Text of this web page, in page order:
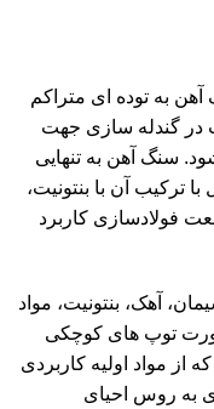
به توده ای متراکم
در گندله سازی جهت
سنگ آهن به تنهایی
ترکیب آن با بنتونیت،
فولادسازی کاربرد
آهک، بنتونیت، مواد
توپ های کوچکی
از مواد اولیه کاربردی
به روس احیای